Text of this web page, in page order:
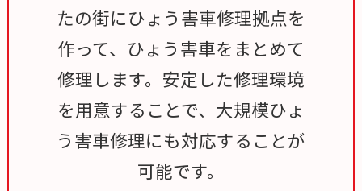
たの街にひょう害車修理拠点を
作って、ひょう害車をまとめて
修理します。安定した修理環境
を用意することで、大規模ひょ
う害車修理にも対応することが
可能です。